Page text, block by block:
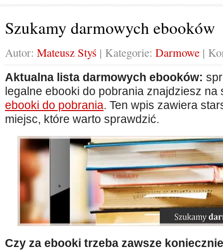
Szukamy darmowych ebooków
Autor: Mateusz Styś | Kategorie: Darmowe |
Aktualna lista darmowych ebooków:
legalne ebooki do pobrania znajdziesz
ebooki do pobrania. Ten wpis zawiera
miejsc, które warto sprawdzić.
Czy za ebooki trzeba zawsze